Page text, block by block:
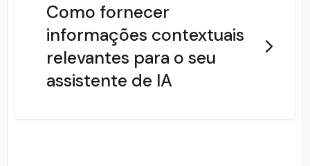
Como fornecer
informações contextuais
relevantes para o seu
assistente de IA